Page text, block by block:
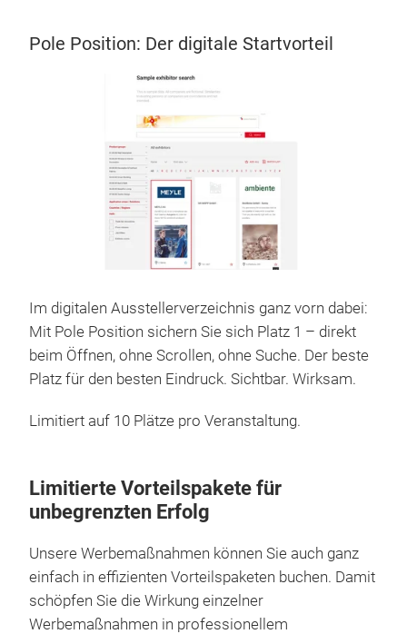
Pole Position: Der digitale Startvorteil
Im digitalen Ausstellerverzeichnis ganz vorn dabei:
Mit Pole Position sichern Sie sich Platz 1 – direkt
beim Öffnen, ohne Scrollen, ohne Suche. Der beste
Platz für den besten Eindruck. Sichtbar. Wirksam.
Limitiert auf 10 Plätze pro Veranstaltung.
Limitierte Vorteilspakete für
unbegrenzten Erfolg
Unsere Werbemaßnahmen können Sie auch ganz
einfach in effizienten Vorteilspaketen buchen. Damit
schöpfen Sie die Wirkung einzelner
Werbemaßnahmen in professionellem